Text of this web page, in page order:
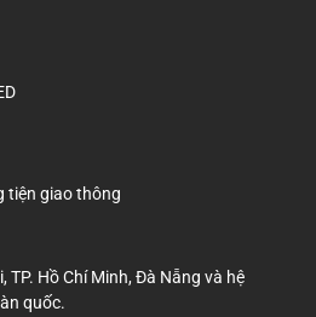
tiện giao thông
TP. Hồ Chí Minh, Đà Nẵng và hệ
quốc.